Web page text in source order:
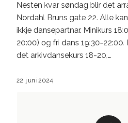
Nesten kvar søndag blir det
Nordahl Bruns gate 22. Alle
ikkje dansepartnar. Minikurs
20:00) og fri dans 19:30-22:00.
det arkivdansekurs 18-20,…
22. juni 2024